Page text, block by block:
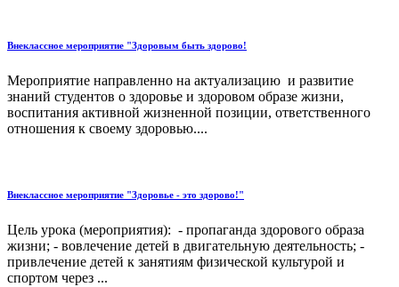
Внеклассное мероприятие "Здоровым быть здорово!
Мероприятие направленно на актуализацию и развитие
знаний студентов о здоровье и здоровом образе жизни,
воспитания активной жизненной позиции, ответственного
отношения к своему здоровью....
Внеклассное мероприятие "Здоровье - это здорово!"
Цель урока (мероприятия): - пропаганда здорового образа
жизни; - вовлечение детей в двигательную деятельность; -
привлечение детей к занятиям физической культурой и
спортом через ...